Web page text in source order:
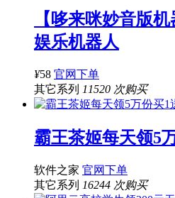
【哆来咪妙音版
娱乐机器人
¥58 官网下单
其它系列 11520 次购买
霸王茶姬每天领5
软件之家 官网下单
其它系列 16244 次购买